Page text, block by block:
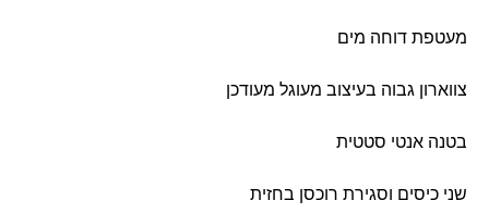
מעטפת דוחה מים
צווארון גבוה בעיצוב מעוגל מעודכן
בטנה אנטי סטטית
שני כיסים וסגירת רוכסן בחזית